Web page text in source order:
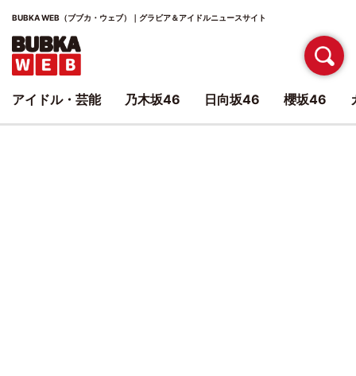
BUBKA WEB（ブブカ・ウェブ）｜グラビア＆アイドルニュースサイト
アイドル・芸能 乃木坂46 日向坂46 櫻坂46